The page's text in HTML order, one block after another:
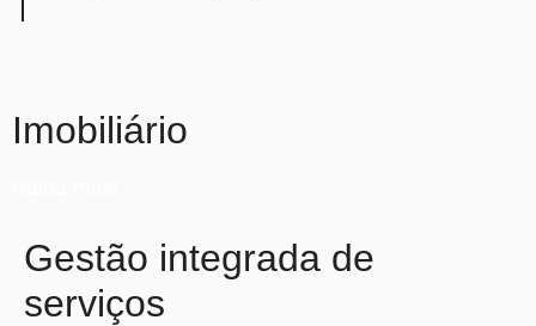
Imobiliário
Gestão integrada de
serviços